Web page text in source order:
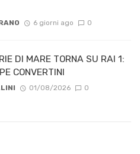
6 giorni ago 0
DI MARE TORNA SU RAI 1:
CONVERTINI
01/08/2026 0